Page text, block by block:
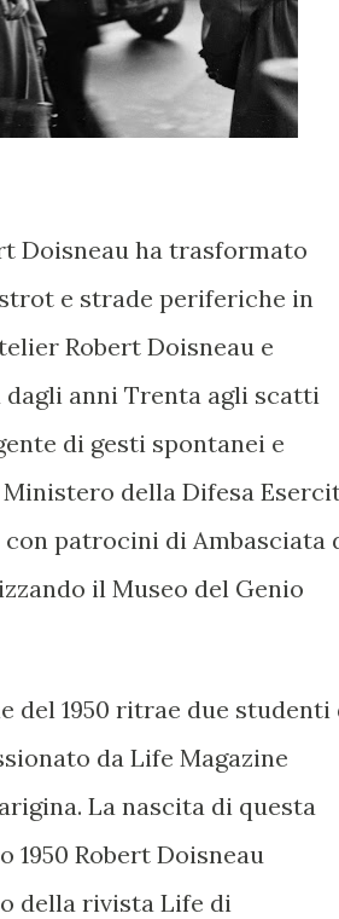
Doisneau ha trasformato
e strade periferiche in
Robert Doisneau e
anni Trenta agli scatti
di gesti spontanei e
della Difesa
patrocini di Ambasciata
il Museo del Genio
del 1950 ritrae due studenti
da Life Magazine
La nascita di questa
Robert Doisneau
della rivista Life di